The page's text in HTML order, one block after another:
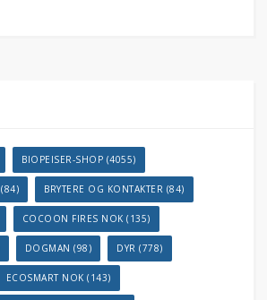
BIOPEISER-SHOP (4055)
(84) BRYTERE OG KONTAKTER (84)
COCOON FIRES NOK (135)
DOGMAN (98) DYR (778)
ECOSMART NOK (143)